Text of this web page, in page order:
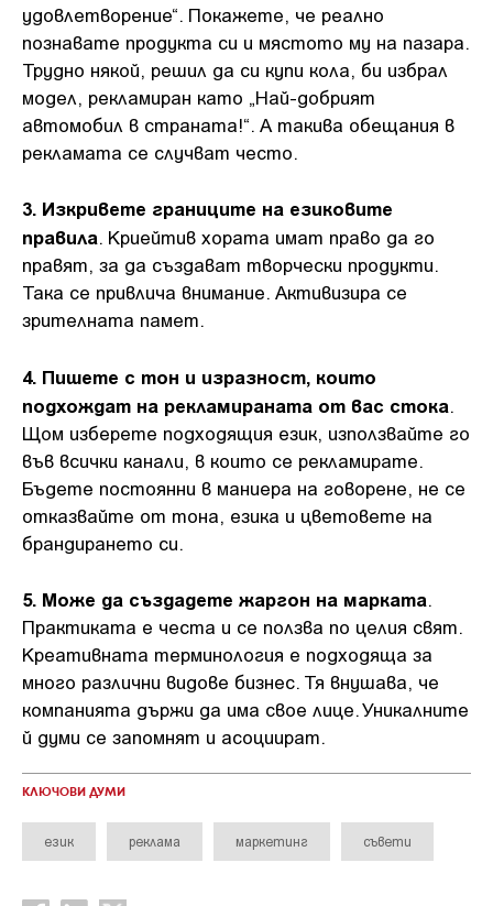
удовлетворение“. Покажете, че реално
познавате продукта си и мястото му на пазара.
Трудно някой, решил да си купи кола, би избрал
модел, рекламиран като „Най-добрият
автомобил в страната!“. А такива обещания в
рекламата се случват често.
3. Изкривете границите на езиковите
правила. Криейтив хората имат право да го
правят, за да създават творчески продукти.
Така се привлича внимание. Активизира се
зрителната памет.
4. Пишете с тон и изразност, които
подхождат на рекламираната от вас стока
Щом изберете подходящия език, използвайте го
във всички канали, в които се рекламирате.
Бъдете постоянни в маниера на говорене, не се
отказвайте от тона, езика и цветовете на
брандирането си.
5. Може да създадете жаргон на марката.
Практиката е честа и се ползва по целия свят.
Креативната терминология е подходяща за
много различни видове бизнес. Тя внушава, че
компанията държи да има свое лице. Уникалните
й думи се запомнят и асоциират.
КЛЮЧОВИ ДУМИ
език реклама маркетинг съвети